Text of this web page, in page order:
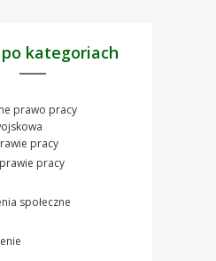
kategoriach
prawo pracy
pracy
pracy
społeczne